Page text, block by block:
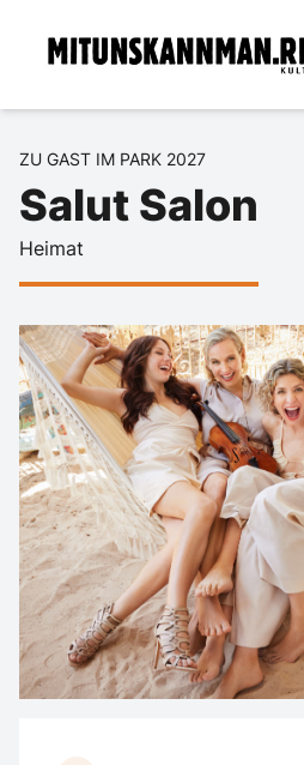
ZU GAST IM PARK 2027
Salut Salon
Heimat